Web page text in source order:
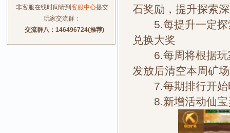
非客服在线时间请到 客服中心提交
玩家交流群：
交流群八：146496724(推荐)
石奖励，提升探索
5.每提升一定探
兑换大奖
6.每周将根据玩
发放后清空本周矿
7.每期排行开始
8.新增活动仙宝